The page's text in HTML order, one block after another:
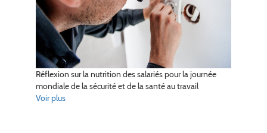
Réflexion sur la nutrition des salariés pour la journée
mondiale de la sécurité et de la santé au travail
Voir plus